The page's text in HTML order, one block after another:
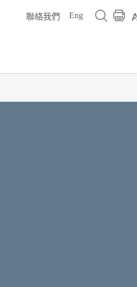
聯絡我們 Eng